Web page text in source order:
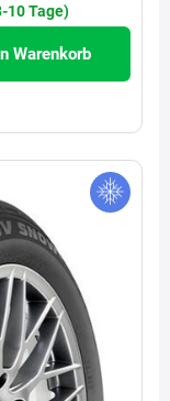
10 Tage)
Warenkorb